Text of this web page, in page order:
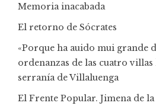
Memoria inacabada
El retorno de Sócrates
«Porque ha auido mui grande
ordenanzas de las cuatro villas
serranía de Villaluenga
El Frente Popular. Jimena de